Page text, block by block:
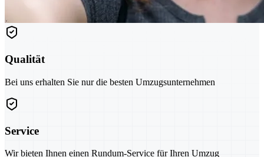
Qualität
Bei uns erhalten Sie nur die besten Umzugsunternehmen
Service
Wir bieten Ihnen einen Rundum-Service für Ihren Umzug